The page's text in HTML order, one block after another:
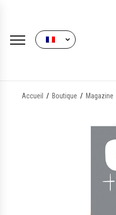
FRENCH
Accueil / Boutique / Magazine